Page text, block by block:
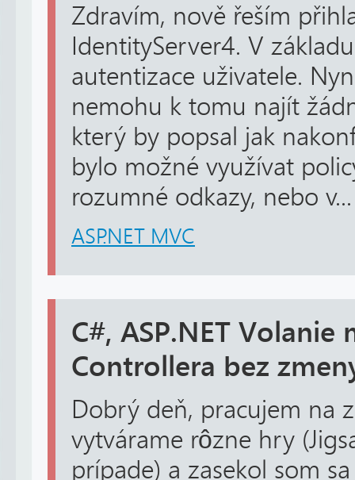
Zdravím, nově řeším
IdentityServer4. V
autentizace uživatele.
nemohu k tomu najít
který by popsal jak
bylo možné využívat
rozumné odkazy, nebo v...
ASP.NET MVC
C#, ASP.NET Volanie
Controllera bez
Dobrý deň, pracujem na
vytvárame rôzne hry
prípade) a zasekol som